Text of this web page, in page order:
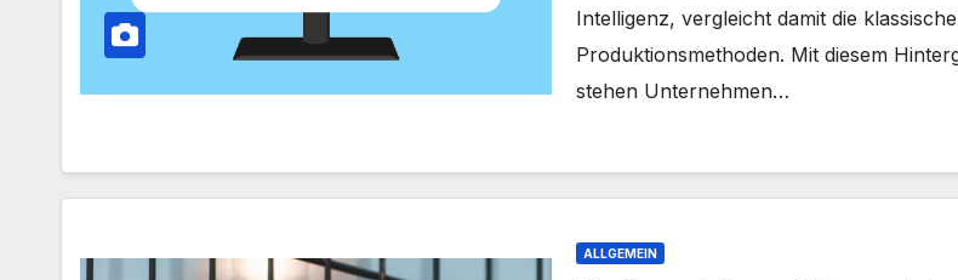
Intelligenz, vergleicht damit die
Produktionsmethoden. Mit diesem
stehen Unternehmen…
ALLGEMEIN